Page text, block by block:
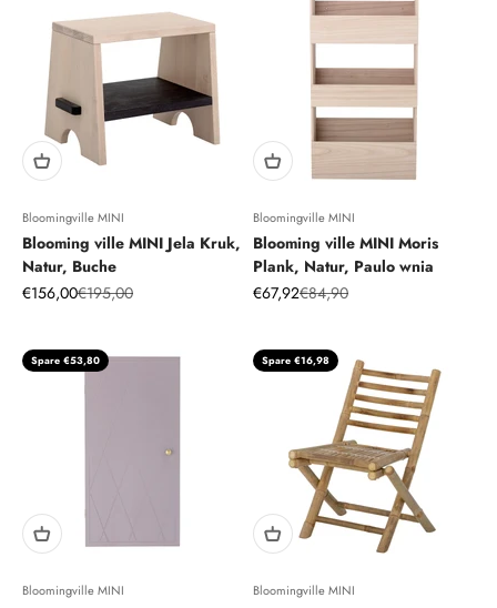
Bloomingville MINI
Blooming ville MINI Jela Kruk,
Natur, Buche
Angebot
€156,00Regulärer Preis
€195,00
Bloomingville MINI
Blooming ville MINI Moris
Plank, Natur, Paulo wnia
Angebot
€67,92Regulärer Preis
€84,90
Spare €53,80
Bloomingville MINI
Spare €16,98
Bloomingville MINI